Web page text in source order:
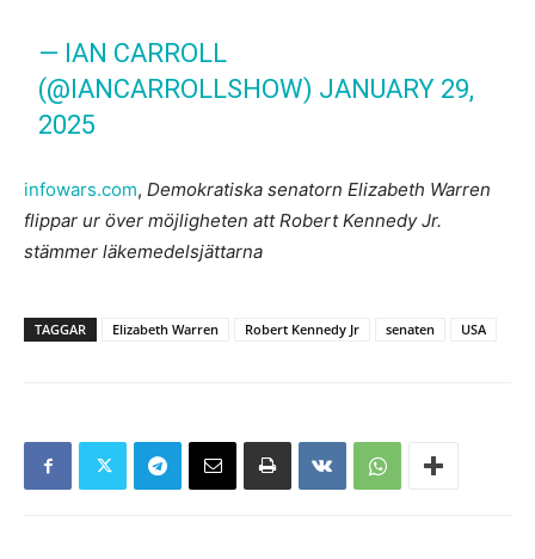
— IAN CARROLL
(@IANCARROLLSHOW) JANUARY 29,
2025
infowars.com, Demokratiska senatorn Elizabeth Warren
flippar ur över möjligheten att Robert Kennedy Jr.
stämmer läkemedelsjättarna
TAGGAR Elizabeth Warren Robert Kennedy Jr senaten USA